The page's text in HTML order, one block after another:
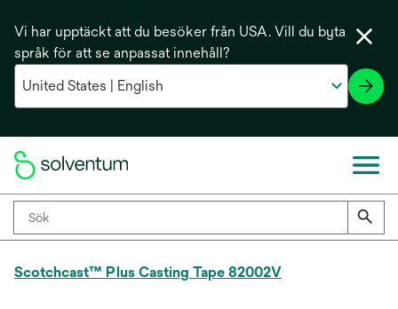
Vi har upptäckt att du besöker från USA. Vill du byta
språk för att se anpassat innehåll?
Scotchcast™ Plus Casting Tape 82002V